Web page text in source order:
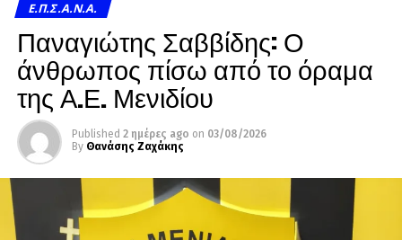
Ε.Π.Σ.Α.Ν.Α.
Παναγιώτης Σαββίδης: Ο
άνθρωπος πίσω από το όραμα
της Α.Ε. Μενιδίου
Published 2 ημέρες ago on 03/08/2026
By Θανάσης Ζαχάκης